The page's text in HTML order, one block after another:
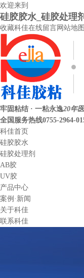
欢迎来到
硅胶胶水_硅胶处理
收藏科佳在线留言网站地图
牢固粘结 · 一粘永逸20年
全国服务热线0755-2964-
科佳首页
硅胶胶水
硅胶处理剂
AB胶
UV胶
产品中心
案例·新闻
关于科佳
联系科佳